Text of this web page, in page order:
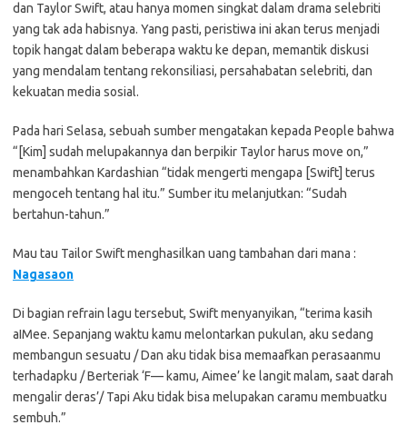
dan Taylor Swift, atau hanya momen singkat dalam drama selebriti
yang tak ada habisnya. Yang pasti, peristiwa ini akan terus menjadi
topik hangat dalam beberapa waktu ke depan, memantik diskusi
yang mendalam tentang rekonsiliasi, persahabatan selebriti, dan
kekuatan media sosial.
Pada hari Selasa, sebuah sumber mengatakan kepada People bahwa
“[Kim] sudah melupakannya dan berpikir Taylor harus move on,”
menambahkan Kardashian “tidak mengerti mengapa [Swift] terus
mengoceh tentang hal itu.” Sumber itu melanjutkan: “Sudah
bertahun-tahun.”
Mau tau Tailor Swift menghasilkan uang tambahan dari mana :
Nagasaon
Di bagian refrain lagu tersebut, Swift menyanyikan, “terima kasih
aIMee. Sepanjang waktu kamu melontarkan pukulan, aku sedang
membangun sesuatu / Dan aku tidak bisa memaafkan perasaanmu
terhadapku / Berteriak ‘F— kamu, Aimee’ ke langit malam, saat darah
mengalir deras’/ Tapi Aku tidak bisa melupakan caramu membuatku
sembuh.”